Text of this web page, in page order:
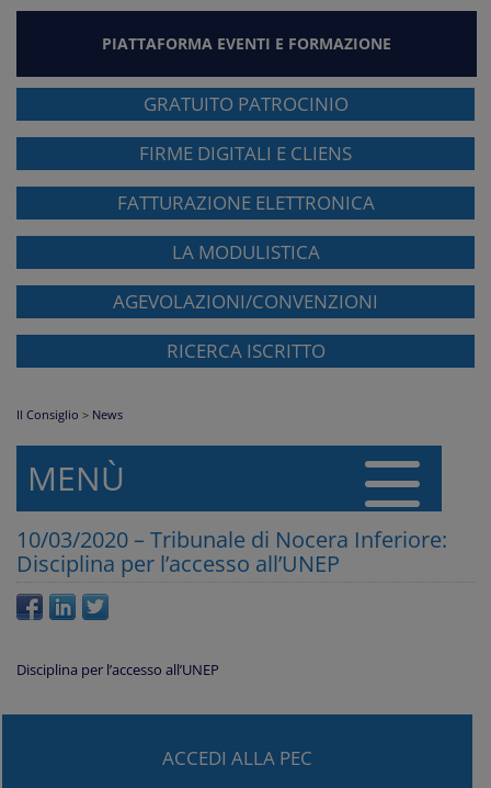
PIATTAFORMA EVENTI E FORMAZIONE
GRATUITO PATROCINIO
FIRME DIGITALI E CLIENS
FATTURAZIONE ELETTRONICA
LA MODULISTICA
AGEVOLAZIONI/CONVENZIONI
RICERCA ISCRITTO
Il Consiglio > News
MENÙ
10/03/2020 – Tribunale di Nocera Inferiore:
Disciplina per l’accesso all’UNEP
Disciplina per l’accesso all’UNEP
ACCEDI ALLA PEC